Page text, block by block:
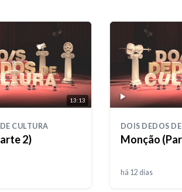
13:13
CULTURA
2)
DOIS DEDOS
Monção
há 12 dias